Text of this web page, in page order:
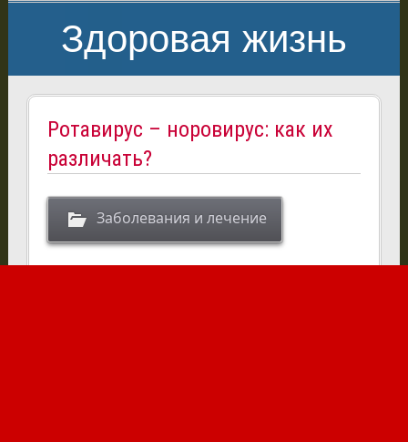
Здоровая жизнь
Ротавирус – норовирус: как их
различать?
Заболевания и лечение